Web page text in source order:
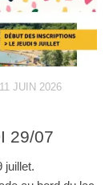
11 JUIN 2026
29/07
juillet.